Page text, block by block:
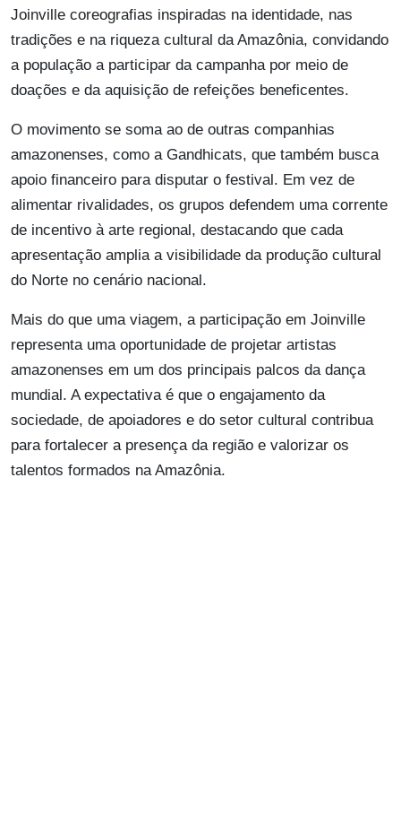
Joinville coreografias inspiradas na identidade, nas
tradições e na riqueza cultural da Amazônia, convidando
a população a participar da campanha por meio de
doações e da aquisição de refeições beneficentes.
O movimento se soma ao de outras companhias
amazonenses, como a Gandhicats, que também busca
apoio financeiro para disputar o festival. Em vez de
alimentar rivalidades, os grupos defendem uma corrente
de incentivo à arte regional, destacando que cada
apresentação amplia a visibilidade da produção cultural
do Norte no cenário nacional.
Mais do que uma viagem, a participação em Joinville
representa uma oportunidade de projetar artistas
amazonenses em um dos principais palcos da dança
mundial. A expectativa é que o engajamento da
sociedade, de apoiadores e do setor cultural contribua
para fortalecer a presença da região e valorizar os
talentos formados na Amazônia.